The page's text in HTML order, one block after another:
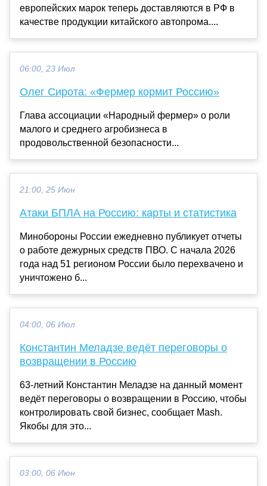
европейских марок теперь доставляются в РФ в
качестве продукции китайского автопрома....
06:00, 23 Июл
Олег Сирота: «Фермер кормит Россию»
Глава ассоциации «Народный фермер» о роли
малого и среднего агробизнеса в
продовольственной безопасности...
21:00, 25 Июн
Атаки БПЛА на Россию: карты и статистика
Минобороны России ежедневно публикует отчеты
о работе дежурных средств ПВО. С начала 2026
года над 51 регионом России было перехвачено и
уничтожено б...
04:00, 06 Июл
Константин Меладзе ведёт переговоры о
возвращении в Россию
63-летний Константин Меладзе на данный момент
ведёт переговоры о возвращении в Россию, чтобы
контролировать свой бизнес, сообщает Mash.
Якобы для это...
03:00, 06 Июн